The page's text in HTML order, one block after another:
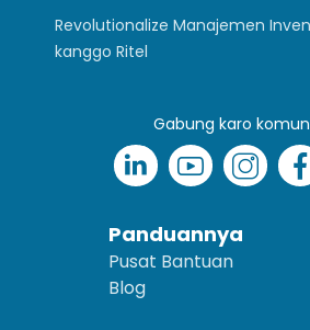
Revolutionalize Manajemen
kanggo Ritel
Gabung karo
Panduannya
Pusat Bantuan
Blog